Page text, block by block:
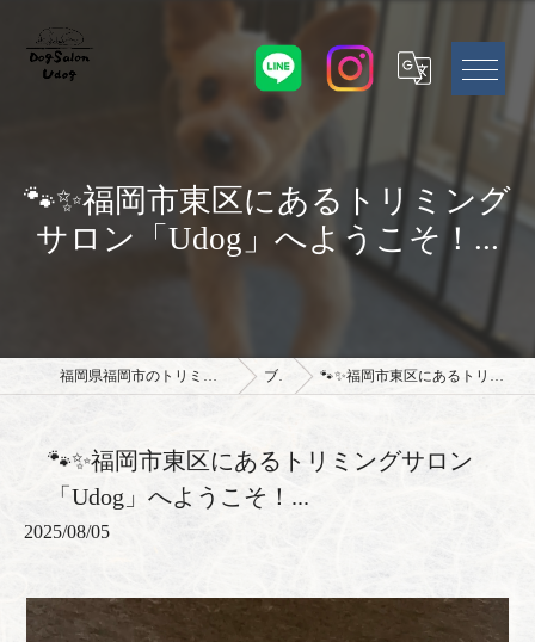
🐾✨福岡市東区にあるトリミング
サロン「Udog」へようこそ！...
福岡県福岡市のトリミングサロンならドッグサロン Udog ブログ 🐾✨福岡市東区にあるトリミングサロン「Udog」へようこそ！...
🐾✨福岡市東区にあるトリミングサロン
「Udog」へようこそ！...
2025/08/05